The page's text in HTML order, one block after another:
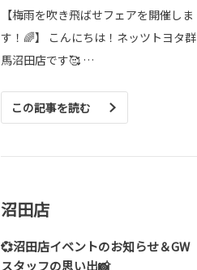
【梅雨を吹き飛ばせフェアを開催しま
す！🌈】 こんにちは！ネッツトヨタ群
馬沼田店です🥰 …
この記事を読む
沼田店
💞沼田店イベントのお知らせ＆GW
スタッフの思い出📸